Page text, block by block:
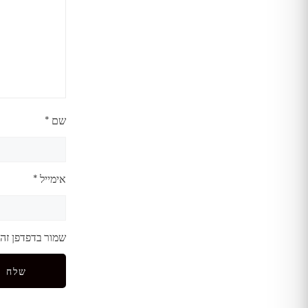
שם *
אימייל *
שמור בדפדפן